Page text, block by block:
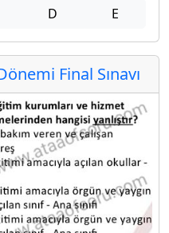
D E
Final Sınavı